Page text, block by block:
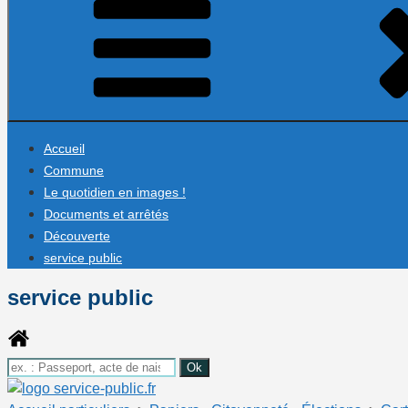
Accueil
Commune
Le quotidien en images !
Documents et arrêtés
Découverte
service public
service public